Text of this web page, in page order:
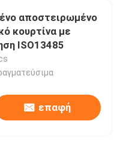
αποστειρωμένο
κουρτίνα με
ISO13485
επαφή
Χαράξτε μεμονωμένη σακούλα πακέτων Cesarean την κολλώδη χειρουργική Drape για το νοσοκομείο